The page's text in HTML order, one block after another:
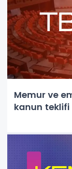
Memur ve
kanun teklifi